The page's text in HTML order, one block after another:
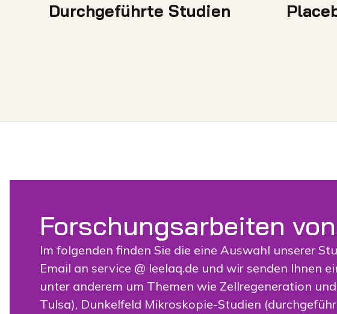
Durchgeführte Studien
Forschungsarbeiten
Im folgenden finden Sie die eine Auswahl unserer
Email an service @ leelaq.de und wir senden Ihnen
unter anderem um Themen wie Zellregeneration
Tulsa), Dunkelfeld Mikroskopie-Studien